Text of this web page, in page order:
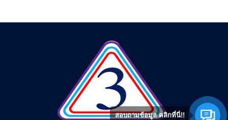
สอบถามข้อมูล คลิกที่นี่!!